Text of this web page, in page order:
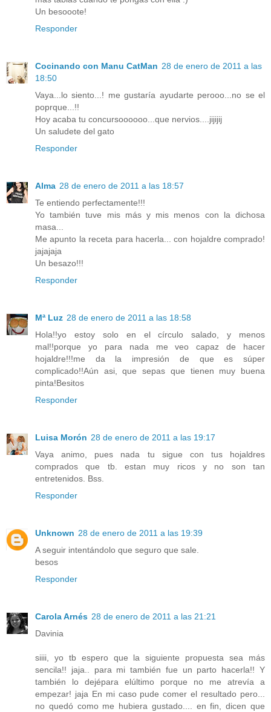
Un besooote!
Responder
Cocinando con Manu CatMan 28 de enero de 2011 a las
18:50
Vaya...lo siento...! me gustaría ayudarte perooo...no se el
poprque...!!
Hoy acaba tu concursoooooo...que nervios....jijijij
Un saludete del gato
Responder
Alma 28 de enero de 2011 a las 18:57
Te entiendo perfectamente!!!
Yo también tuve mis más y mis menos con la dichosa
masa...
Me apunto la receta para hacerla... con hojaldre comprado!
jajajaja
Un besazo!!!
Responder
Mª Luz 28 de enero de 2011 a las 18:58
Hola!!yo estoy solo en el círculo salado, y menos
mal!!porque yo para nada me veo capaz de hacer
hojaldre!!!me da la impresión de que es súper
complicado!!Aún asi, que sepas que tienen muy buena
pinta!Besitos
Responder
Luisa Morón 28 de enero de 2011 a las 19:17
Vaya animo, pues nada tu sigue con tus hojaldres
comprados que tb. estan muy ricos y no son tan
entretenidos. Bss.
Responder
Unknown 28 de enero de 2011 a las 19:39
A seguir intentándolo que seguro que sale.
besos
Responder
Carola Arnés 28 de enero de 2011 a las 21:21
Davinia
siiii, yo tb espero que la siguiente propuesta sea más
sencila!! jaja.. para mi también fue un parto hacerla!! Y
también lo dejépara elúltimo porque no me atrevía a
empezar! jaja En mi caso pude comer el resultado pero...
no quedó como me hubiera gustado.... en fin, dicen que